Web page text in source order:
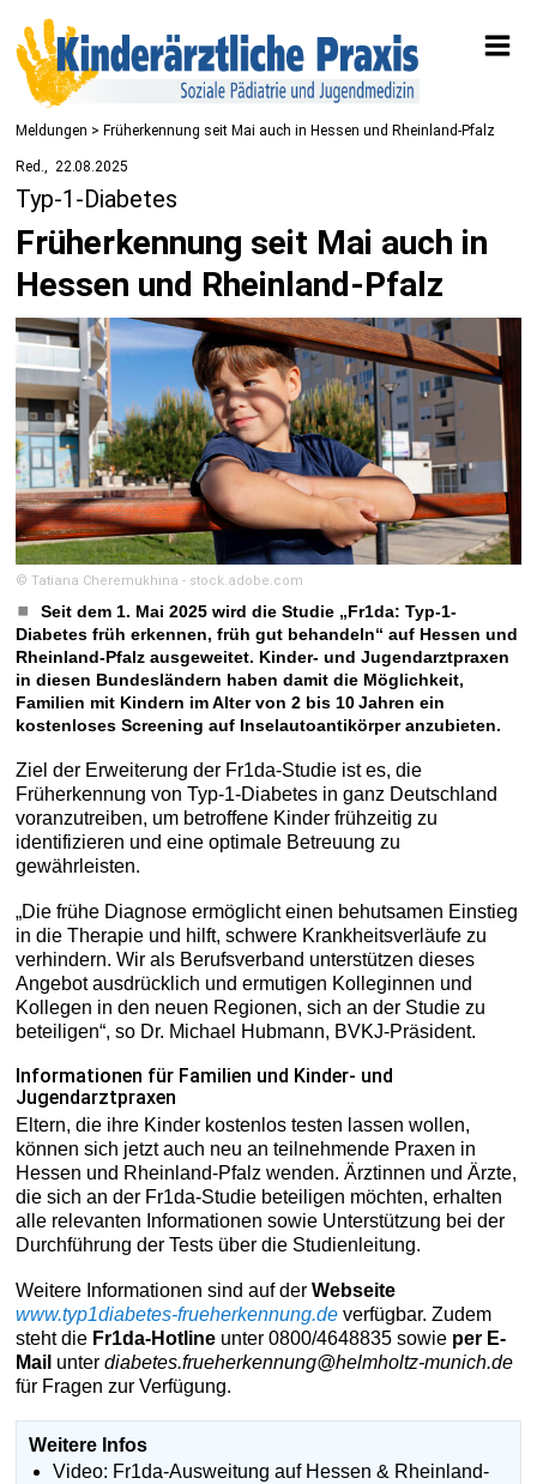
Meldungen > Früherkennung seit Mai auch in Hessen und Rheinland-Pfalz
Red. 22.08.2025
Typ-1-Diabetes
Früherkennung seit Mai auch in
Hessen und Rheinland-Pfalz
© Tatiana Cheremukhina - stock.adobe.com
Seit dem 1. Mai 2025 wird die Studie „Fr1da: Typ-1-
Diabetes früh erkennen, früh gut behandeln“ auf Hessen und
Rheinland-Pfalz ausgeweitet. Kinder- und Jugendarztpraxen
in diesen Bundesländern haben damit die Möglichkeit,
Familien mit Kindern im Alter von 2 bis 10 Jahren ein
kostenloses Screening auf Inselautoantikörper anzubieten.
Ziel der Erweiterung der Fr1da-Studie ist es, die
Früherkennung von Typ-1-Diabetes in ganz Deutschland
voranzutreiben, um betroffene Kinder frühzeitig zu
identifizieren und eine optimale Betreuung zu
gewährleisten.
„Die frühe Diagnose ermöglicht einen behutsamen Einstieg
in die Therapie und hilft, schwere Krankheitsverläufe zu
verhindern. Wir als Berufsverband unterstützen dieses
Angebot ausdrücklich und ermutigen Kolleginnen und
Kollegen in den neuen Regionen, sich an der Studie zu
beteiligen“, so Dr. Michael Hubmann, BVKJ-Präsident.
Informationen für Familien und Kinder- und
Jugendarztpraxen
Eltern, die ihre Kinder kostenlos testen lassen wollen,
können sich jetzt auch neu an teilnehmende Praxen in
Hessen und Rheinland-Pfalz wenden. Ärztinnen und Ärzte,
die sich an der Fr1da-Studie beteiligen möchten, erhalten
alle relevanten Informationen sowie Unterstützung bei der
Durchführung der Tests über die Studienleitung.
Weitere Informationen sind auf derWebseite
www.typ1diabetes-frueherkennung.de verfügbar. Zudem
steht die Fr1da-Hotline unter 0800/4648835 sowie per E-
Mail unterdiabetes.frueherkennung@helmholtz-munich.de
für Fragen zur Verfügung.
Weitere Infos
Video: Fr1da-Ausweitung auf Hessen & Rheinland-